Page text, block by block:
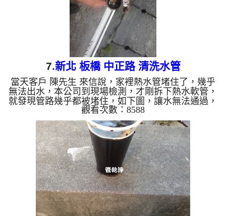
7.新北 板橋 中正路 清洗水管
當天客戶 陳先生 來信說，家裡熱水管堵住了，幾乎
無法出水，本公司到現場檢測，才剛拆下熱水軟管，
就發現管路幾乎都被堵住，如下圖，讓水無法通過，
牆壁內的水管管路也是如此，本公司架設 管路清洗
機 ，開始 清洗水管 ，髒水從水龍頭噴出，如維大力
一般的顏色，客戶 晨先生 看了也覺得不舒服，原來
水管管路藏了這麼多東西， 洗水管 時堵塞好幾次，
本公司改用特殊工法， 水管清洗 約兩個小時後，熱
水管出水已恢復正常，陳先生 總算能正常洗澡洗
碗。 清洗水管, 水管清洗, 洗水管, 熱水管堵塞, ...
觀看次數：8588